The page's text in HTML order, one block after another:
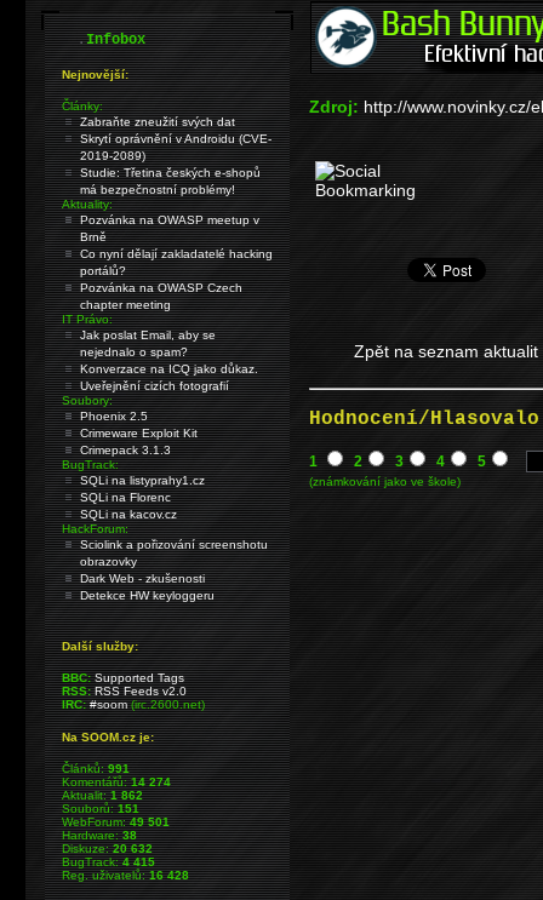
Zdroj: http://
Zpět na seznam aktualit
Hodnocení/
1 2 3 4 5
(známkování jako ve škole)
.Infobox
Nejnovější:
Články:
Zabraňte zneužití svých dat
Skrytí oprávnění v Androidu (CVE-
2019-2089)
Studie: Třetina českých e-shopů
má bezpečnostní problémy!
Aktuality:
Pozvánka na OWASP meetup v
Brně
Co nyní dělají zakladatelé hacking
portálů?
Pozvánka na OWASP Czech
chapter meeting
IT Právo:
Jak poslat Email, aby se
nejednalo o spam?
Konverzace na ICQ jako důkaz.
Uveřejnění cizích fotografií
Soubory:
Phoenix 2.5
Crimeware Exploit Kit
Crimepack 3.1.3
BugTrack:
SQLi na listyprahy1.cz
SQLi na Florenc
SQLi na kacov.cz
HackForum:
Sciolink a pořizování screenshotu
obrazovky
Dark Web - zkušenosti
Detekce HW keyloggeru
Další služby:
BBC: Supported Tags
RSS: RSS Feeds v2.0
IRC: #soom(irc.2600.net)
Na SOOM.cz je:
Článků:991
Komentářů:14 274
Aktualit:1 862
Souborů:151
WebForum:49 501
Hardware:38
Diskuze:20 632
BugTrack:4 415
Reg. uživatelů:16 428